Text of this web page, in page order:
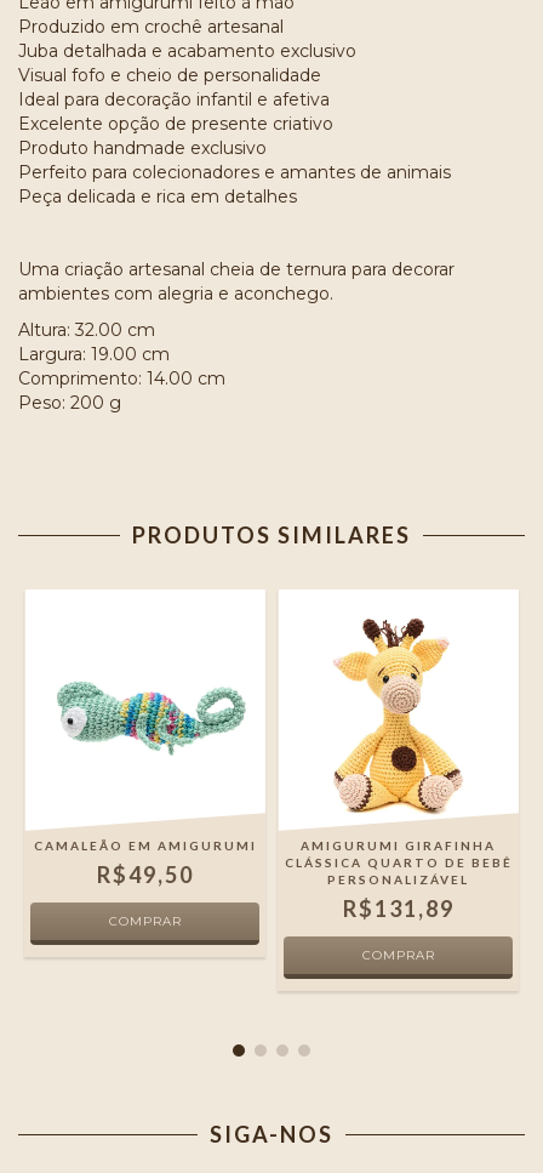
Produzido em crochê artesanal
Juba detalhada e acabamento exclusivo
Visual fofo e cheio de personalidade
Ideal para decoração infantil e afetiva
Excelente opção de presente criativo
Produto handmade exclusivo
Perfeito para colecionadores e amantes de animais
Peça delicada e rica em detalhes
Uma criação artesanal cheia de ternura para decorar
ambientes com alegria e aconchego.
Altura: 32.00 cm
Largura: 19.00 cm
Comprimento: 14.00 cm
Peso: 200 g
PRODUTOS SIMILARES
CAMALEÃO EM AMIGURUMI
R$49,50
AMIGURUMI GIRAFINHA
CLÁSSICA QUARTO DE BEBÊ
PERSONALIZÁVEL
R$131,89
SIGA-NOS